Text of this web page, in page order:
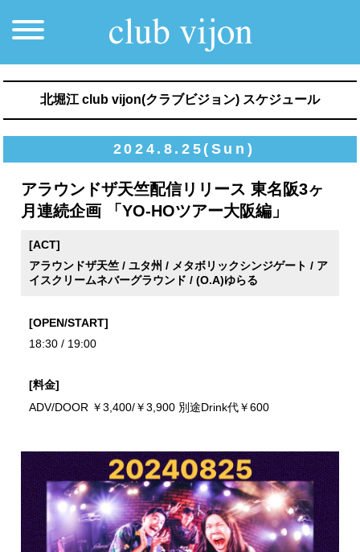
北堀江 club vijon(クラブビジョン) スケジュール
2024.8.25(Sun)
アラウンドザ天竺配信リリース 東名阪3ヶ
月連続企画 「YO-HOツアー大阪編」
[ACT]
アラウンドザ天竺 / ユタ州 / メタボリックシンジゲート / ア
イスクリームネバーグラウンド / (O.A)ゆらる
[OPEN/START]
18:30 / 19:00
[料金]
ADV/DOOR ￥3,400/￥3,900 別途Drink代￥600